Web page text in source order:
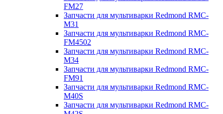
FM27
Запчасти для мультиварки Redmond RMC-
M31
Запчасти для мультиварки Redmond RMC-
FM4502
Запчасти для мультиварки Redmond RMC-
M34
Запчасти для мультиварки Redmond RMC-
FM91
Запчасти для мультиварки Redmond RMC-
M40S
Запчасти для мультиварки Redmond RMC-